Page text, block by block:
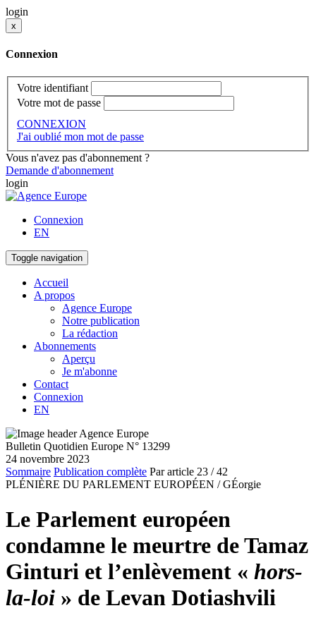
login
x
Connexion
Votre identifiant
Votre mot de passe
CONNEXION
J'ai oublié mon mot de passe
Vous n'avez pas d'abonnement ?
Demande d'abonnement
login
Connexion
EN
Toggle navigation
Accueil
A propos
Agence Europe
Notre publication
La rédaction
Abonnements
Aperçu
Je m'abonne
Contact
Connexion
EN
Bulletin Quotidien Europe N° 13299
24 novembre 2023
Sommaire Publication complète Par article 23 / 42
PLÉNIÈRE DU PARLEMENT EUROPÉEN / GÉorgie
Le Parlement européen
condamne le meurtre de Tamaz
Ginturi et l’enlèvement « hors-
la-loi » de Levan Dotiashvili